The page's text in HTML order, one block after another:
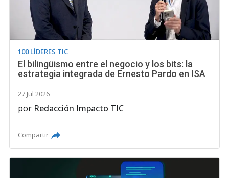
100 LÍDERES TIC
El bilingüismo entre el negocio y los bits: la
estrategia integrada de Ernesto Pardo en ISA
27 Jul 2026
por Redacción Impacto TIC
Compartir